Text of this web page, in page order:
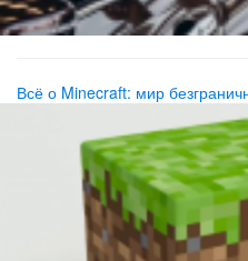
Всё о Minecraft: мир